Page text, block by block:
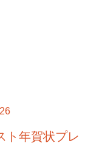
ト年賀状プレ